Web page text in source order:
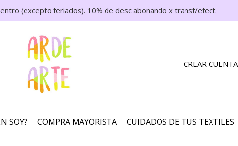
(excepto feriados). 10% de desc abonando x transf/efect.
CREAR CUENTA
SOY? COMPRA MAYORISTA CUIDADOS DE TUS TEXTILES